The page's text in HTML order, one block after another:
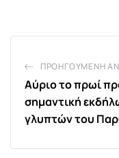
ΠΡΟΗΓΟΎΜΕΝΗ
Αύριο το πρωί
σημαντική
γλυπτών του